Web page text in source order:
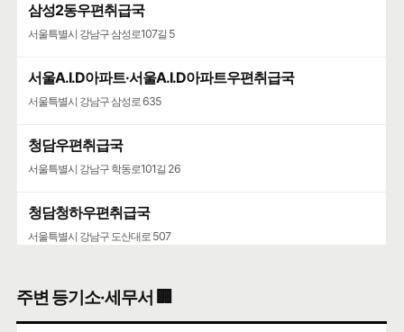
삼성2동우편취급국
서울특별시 강남구 삼성로107길 5
서울A.I.D아파트·서울A.I.D아파트우편취급국
서울특별시 강남구 삼성로 635
청담우편취급국
서울특별시 강남구 학동로101길 26
청담청하우편취급국
서울특별시 강남구 도산대로 507
서울특별시 강남구 영동대로 513
주변 등기소·세무서 🏢